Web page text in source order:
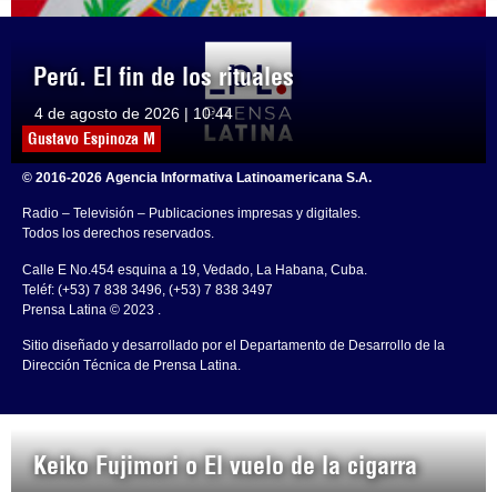
Perú. El fin de los rituales
4 de agosto de 2026 | 10:44
Gustavo Espinoza M
Keiko Fujimori o El vuelo de la cigarra
© 2016-2026 Agencia Informativa Latinoamericana S.A.
Radio – Televisión – Publicaciones impresas y digitales.
Todos los derechos reservados.
Calle E No.454 esquina a 19, Vedado, La Habana, Cuba.
Teléf: (+53) 7 838 3496, (+53) 7 838 3497
Prensa Latina © 2023 .
Sitio diseñado y desarrollado por el Departamento de Desarrollo de la
Dirección Técnica de Prensa Latina.